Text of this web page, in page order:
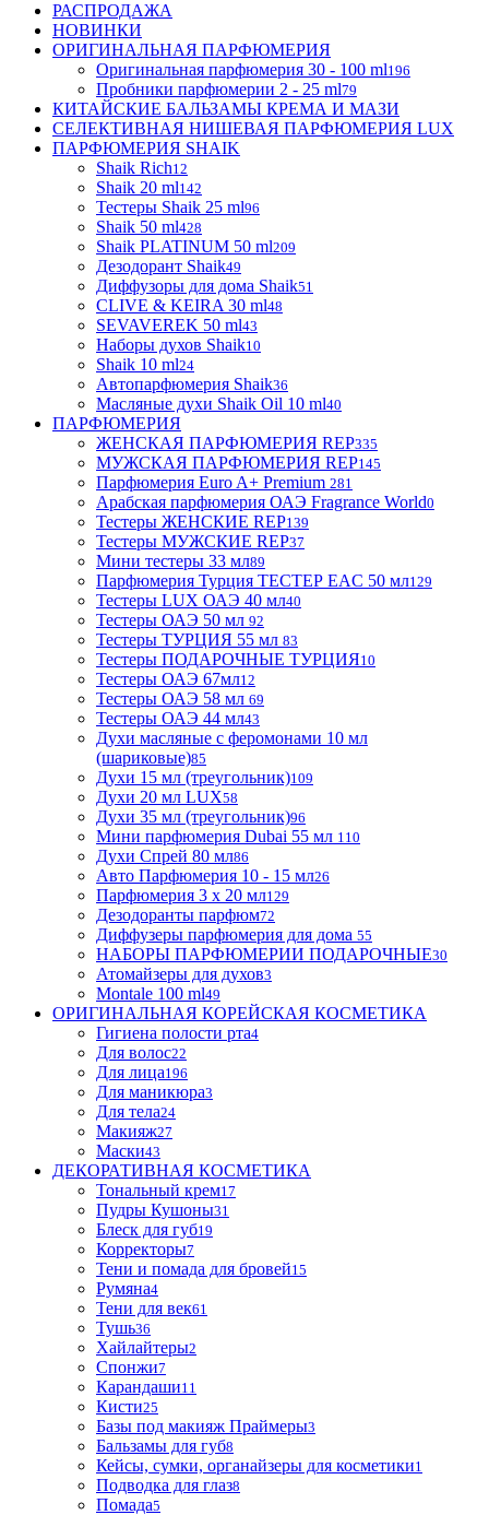
РАСПРОДАЖА
НОВИНКИ
ОРИГИНАЛЬНАЯ ПАРФЮМЕРИЯ
Оригинальная парфюмерия 30 - 100 ml196
Пробники парфюмерии 2 - 25 ml79
КИТАЙСКИЕ БАЛЬЗАМЫ КРЕМА И МАЗИ
СЕЛЕКТИВНАЯ НИШЕВАЯ ПАРФЮМЕРИЯ LUX
ПАРФЮМЕРИЯ SHAIK
Shaik Rich12
Shaik 20 ml142
Тестеры Shaik 25 ml96
Shaik 50 ml428
Shaik PLATINUM 50 ml209
Дезодорант Shaik49
Диффузоры для дома Shaik51
CLIVE & KEIRA 30 ml48
SEVAVEREK 50 ml43
Наборы духов Shaik10
Shaik 10 ml24
Автопарфюмерия Shaik36
Масляные духи Shaik Oil 10 ml40
ПАРФЮМЕРИЯ
ЖЕНСКАЯ ПАРФЮМЕРИЯ REP335
МУЖСКАЯ ПАРФЮМЕРИЯ REP145
Парфюмерия Euro A+ Premium 281
Арабская парфюмерия ОАЭ Fragrance World0
Тестеры ЖЕНСКИЕ REP139
Тестеры МУЖСКИЕ REP37
Мини тестеры 33 мл89
Парфюмерия Турция ТЕСТЕР EAC 50 мл129
Тестеры LUX ОАЭ 40 мл40
Тестеры ОАЭ 50 мл 92
Тестеры ТУРЦИЯ 55 мл 83
Тестеры ПОДАРОЧНЫЕ ТУРЦИЯ10
Тестеры ОАЭ 67мл12
Тестеры ОАЭ 58 мл 69
Тестеры ОАЭ 44 мл43
Духи масляные с феромонами 10 мл
(шариковые)85
Духи 15 мл (треугольник)109
Духи 20 мл LUX58
Духи 35 мл (треугольник)96
Мини парфюмерия Dubai 55 мл 110
Духи Спрей 80 мл86
Авто Парфюмерия 10 - 15 мл26
Парфюмерия 3 х 20 мл129
Дезодоранты парфюм72
Диффузеры парфюмерия для дома 55
НАБОРЫ ПАРФЮМЕРИИ ПОДАРОЧНЫЕ30
Атомайзеры для духов3
Montale 100 ml49
ОРИГИНАЛЬНАЯ КОРЕЙСКАЯ КОСМЕТИКА
Гигиена полости рта4
Для волос22
Для лица196
Для маникюра3
Для тела24
Макияж27
Маски43
ДЕКОРАТИВНАЯ КОСМЕТИКА
Тональный крем17
Пудры Кушоны31
Блеск для губ19
Корректоры7
Тени и помада для бровей15
Румяна4
Тени для век61
Тушь36
Хайлайтеры2
Спонжи7
Карандаши11
Кисти25
Базы под макияж Праймеры3
Бальзамы для губ8
Кейсы, сумки, органайзеры для косметики1
Подводка для глаз8
Помада5